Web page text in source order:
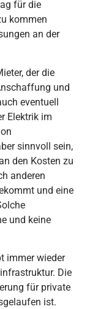
für die
kommen
an der
der die
und
eventuell
Elektrik im
sinnvoll sein,
den Kosten zu
anderen
und eine
und keine
immer wieder
Die
für private
ist.